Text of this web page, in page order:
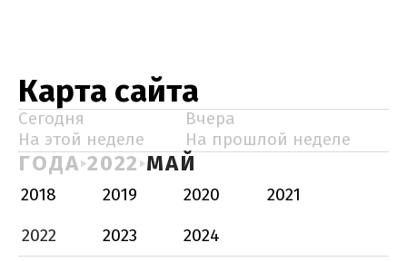
Карта сайта
Сегодня
Вчера
На этой неделе
На прошлой неделе
ГОДА 2022 МАЙ
2018 2019 2020
2021
2022
2023
2024